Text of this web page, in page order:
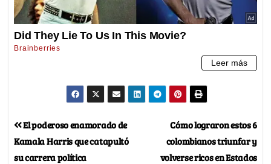
Cómo lograron estos 6
colombianos triunfar y
volverse ricos en Estados
El poderoso enamorado de
Kamala Harris que catapultó
su carrera política